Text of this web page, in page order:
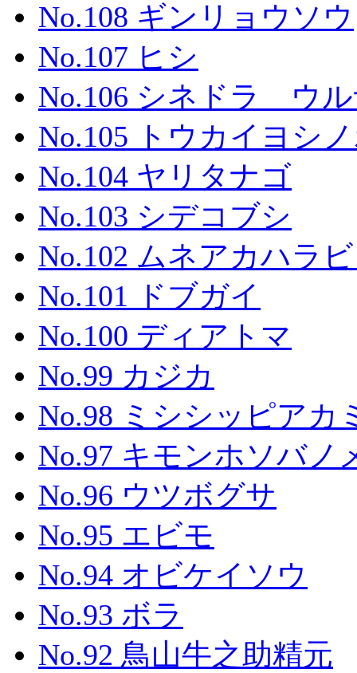
No.108 ギンリョウソウ
No.107 ヒシ
No.106 シネドラ ウル
No.105 トウカイヨシ
No.104 ヤリタナゴ
No.103 シデコブシ
No.102 ムネアカハラ
No.101 ドブガイ
No.100 ディアトマ
No.99 カジカ
No.98 ミシシッピアカ
No.97 キモンホソバノ
No.96 ウツボグサ
No.95 エビモ
No.94 オビケイソウ
No.93 ボラ
No.92 鳥山牛之助精元